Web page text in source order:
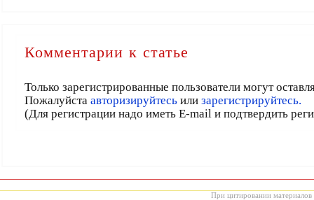
Комментарии к статье
Только зарегистрированные пользователи могут
Пожалуйста авторизируйтесьили зарегистрируйтесь.
(Для регистрации надо иметь E-mail и подтвердить
При цитировании материалов